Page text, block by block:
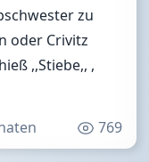
zu
oder Crivitz
,,Stiebe,, ,
769